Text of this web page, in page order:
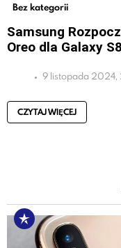
Bez kategorii
Samsung
Oreo dla Galaxy
9 listopada 2024,
CZYTAJ WIĘCEJ